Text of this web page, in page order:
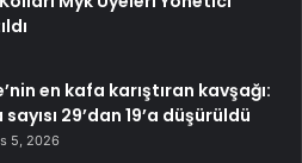
en kafa karıştıran kavşağı:
29’dan 19’a düşürüldü
5, 2026